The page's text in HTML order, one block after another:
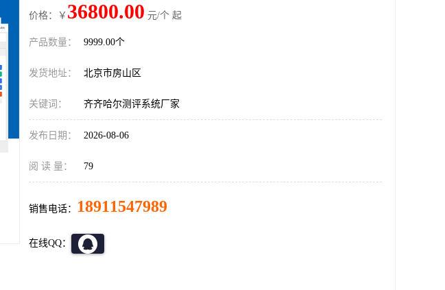
价格：￥ 36800.00 元/个 起
产品数量： 9999.00个
发货地址： 北京市房山区
关键词： 齐齐哈尔测评系统厂家
发布日期： 2026-08-06
阅 读 量： 79
销售电话： 18911547989
在线QQ：